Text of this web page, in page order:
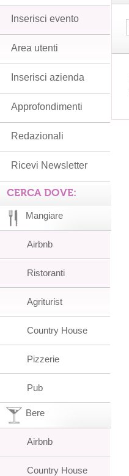
Inserisci evento
Area utenti
Inserisci azienda
Approfondimenti
Redazionali
Ricevi Newsletter
CERCA DOVE:
Mangiare
Airbnb
Ristoranti
Agriturist
Country House
Pizzerie
Pub
Bere
Airbnb
Country House